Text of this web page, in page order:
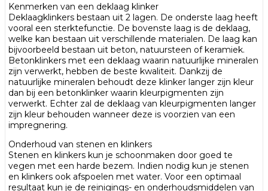
Kenmerken van een deklaag klinker
Deklaagklinkers bestaan uit 2 lagen. De onderste laag heeft
vooral een sterktefunctie. De bovenste laag is de deklaag,
welke kan bestaan uit verschillende materialen. De laag kan
bijvoorbeeld bestaan uit beton, natuursteen of keramiek.
Betonklinkers met een deklaag waarin natuurlijke mineralen
zijn verwerkt, hebben de beste kwaliteit. Dankzij de
natuurlijke mineralen behoudt deze klinker langer zijn kleur
dan bij een betonklinker waarin kleurpigmenten zijn
verwerkt. Echter zal de deklaag van kleurpigmenten langer
zijn kleur behouden wanneer deze is voorzien van een
impregnering.
Onderhoud van stenen en klinkers
Stenen en klinkers kun je schoonmaken door goed te
vegen met een harde bezem. Indien nodig kun je stenen
en klinkers ook afspoelen met water. Voor een optimaal
resultaat kun je de reinigings- en onderhoudsmiddelen van